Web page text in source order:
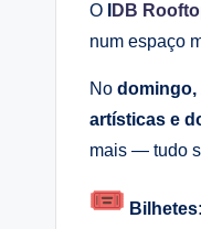
O DB
num espaço
No domingo,
artísticas e
mais — tudo
Bilhetes: